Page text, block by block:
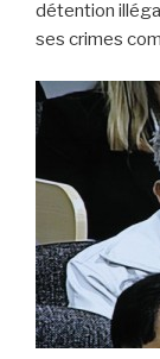
détention
ses crimes